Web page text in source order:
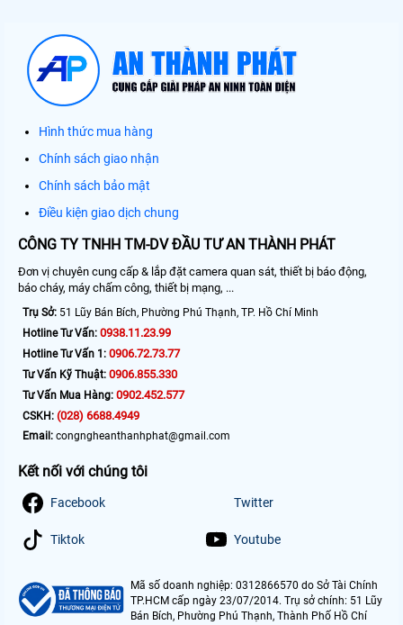
Hình thức mua hàng
Chính sách giao nhận
Chính sách bảo mật
Điều kiện giao dịch chung
CÔNG TY TNHH TM-DV ĐẦU TƯ AN THÀNH PHÁT
Đơn vị chuyên cung cấp & lắp đặt camera quan sát, thiết bị báo động,
báo cháy, máy chấm công, thiết bị mạng, ...
Trụ Sở: 51 Lũy Bán Bích, Phường Phú Thạnh, TP. Hồ Chí Minh
Hotline Tư Vấn: 0938.11.23.99
Hotline Tư Vấn 1: 0906.72.73.77
Tư Vấn Kỹ Thuật: 0906.855.330
Tư Vấn Mua Hàng: 0902.452.577
CSKH: (028) 6688.4949
Email: congngheanthanhphat@gmail.com
Kết nối với chúng tôi
Facebook Twitter
Tiktok Youtube
Mã số doanh nghiệp: 0312866570 do Sở Tài Chính
TP.HCM cấp ngày 23/07/2014. Trụ sở chính: 51 Lũy
Bán Bích, Phường Phú Thạnh, Thành Phố Hồ Chí